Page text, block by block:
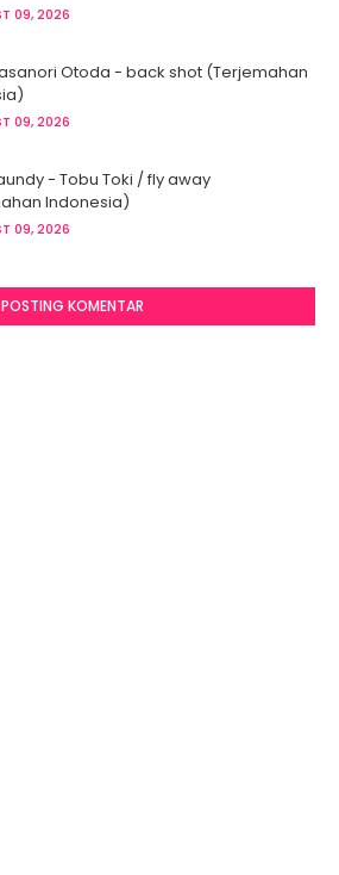
09, 2026
Otoda - back shot (Terjemahan
09, 2026
- Tobu Toki / fly away
Indonesia)
09, 2026
POSTING KOMENTAR